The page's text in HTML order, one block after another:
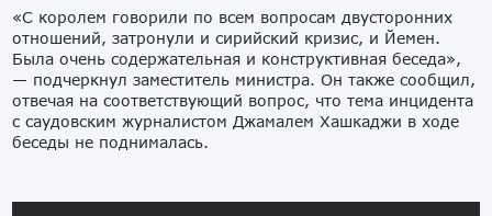
«С королем говорили по всем вопросам двусторонних
отношений, затронули и сирийский кризис, и Йемен.
Была очень содержательная и конструктивная беседа»,
— подчеркнул заместитель министра. Он также сообщил,
отвечая на соответствующий вопрос, что тема инцидента
с саудовским журналистом Джамалем Хашкаджи в ходе
беседы не поднималась.